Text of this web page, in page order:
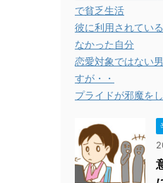
で貧乏生活
彼に利用されてい
なかった自分
恋愛対象ではない
すが・・
プライドが邪魔を